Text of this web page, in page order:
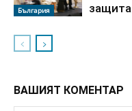
България
ВАШИЯТ КОМЕНТАР